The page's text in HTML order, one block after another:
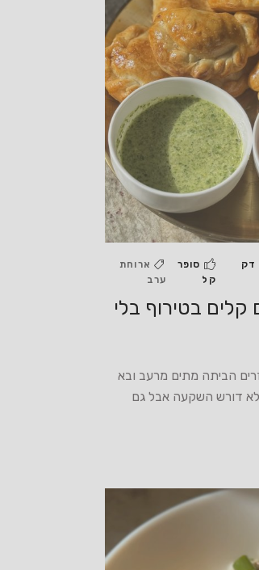
10 דקות עבודה 40 דק
סופר
קל
ארוחת
ערב
בטירוף בלי
הביתה מתים מרעב ובא
דורש השקעה אבל גם